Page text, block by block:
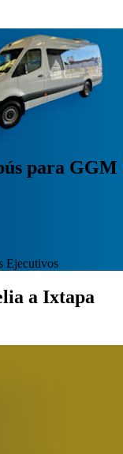
para GGM
Ejecutivos
a Ixtapa